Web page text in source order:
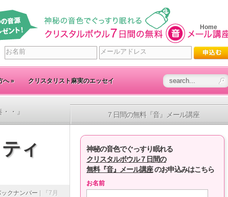
Home
へ» クリスタリスト麻実のエッセイ
・』
ィ
クナンバー
『7月
７日間の無料『音』メール講座
神秘の音色でぐっすり眠れる
クリスタルボウル７日間の
無料『音』メール講座のお申込みはこちら
お名前